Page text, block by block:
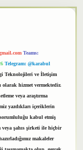
Teams:
Telegram: @karabul
Teknolojileri ve İletişim
olarak hizmet vermektedir.
veya araştırma
yazdıkları içeriklerin
kabul etmiş
şahıs şirketi ile hiçbir
makaleler